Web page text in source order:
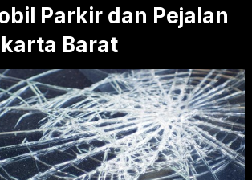
Parkir dan Pejalan
Barat